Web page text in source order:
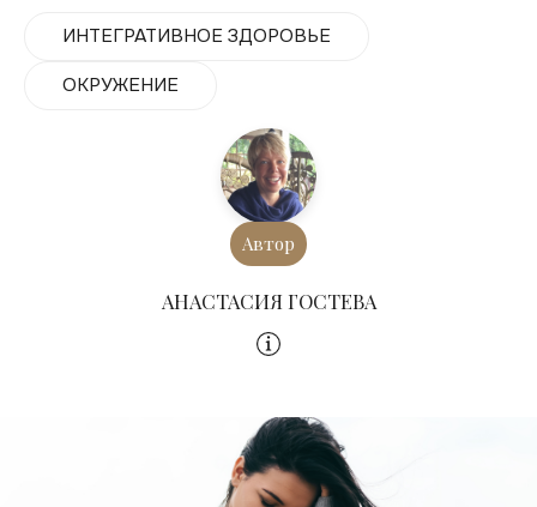
ИНТЕГРАТИВНОЕ ЗДОРОВЬЕ
ОКРУЖЕНИЕ
Автор
АНАСТАСИЯ ГОСТЕВА